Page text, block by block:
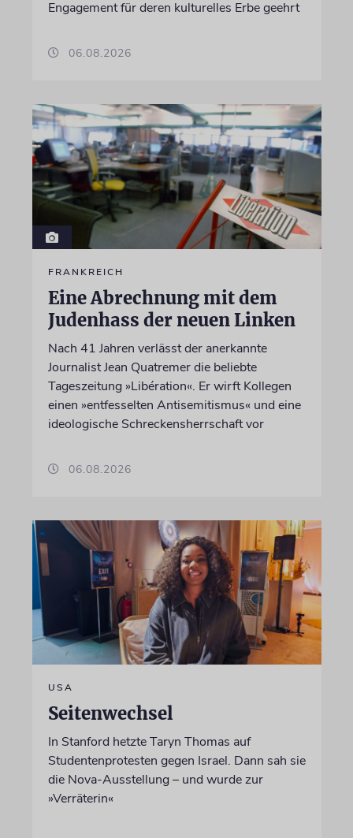
Engagement für deren kulturelles Erbe geehrt
06.08.2026
FRANKREICH
Eine Abrechnung mit dem
Judenhass der neuen Linken
Nach 41 Jahren verlässt der anerkannte
Journalist Jean Quatremer die beliebte
Tageszeitung »Libération«. Er wirft Kollegen
einen »entfesselten Antisemitismus« und eine
ideologische Schreckensherrschaft vor
06.08.2026
USA
Seitenwechsel
In Stanford hetzte Taryn Thomas auf
Studentenprotesten gegen Israel. Dann sah sie
die Nova-Ausstellung – und wurde zur
»Verräterin«